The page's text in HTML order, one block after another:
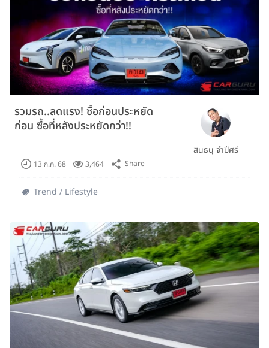
รวมรถ..ลดแรง! ซื้อก่อนประหยัด
ก่อน ซื้อที่หลังประหยัดกว่า!!
สินธนุ จำปีศรี
13 ก.ค. 68 3,464 Share
Trend / Lifestyle